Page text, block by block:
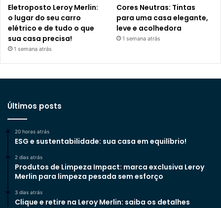
Eletroposto Leroy Merlin:
o lugar do seu carro
elétrico e de tudo o que
sua casa precisa!
1 semana atrás
Cores Neutras: Tintas
para uma casa elegante,
leve e acolhedora
1 semana atrás
Últimos posts
20 horas atrás
ESG e sustentabilidade: sua casa em equilíbrio!
2 dias atrás
Produtos de Limpeza Impact: marca exclusiva Leroy
Merlin para limpeza pesada sem esforço
3 dias atrás
Clique e retire na Leroy Merlin: saiba os detalhes